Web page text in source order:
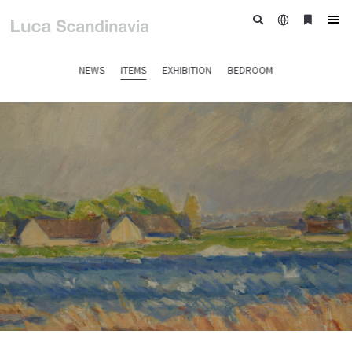
NEWS ITEMS EXHIBITION BEDROOM
日
ブ
ー
ク